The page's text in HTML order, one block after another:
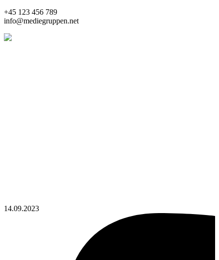
+45 123 456 789
info@mediegruppen.net
14.09.2023